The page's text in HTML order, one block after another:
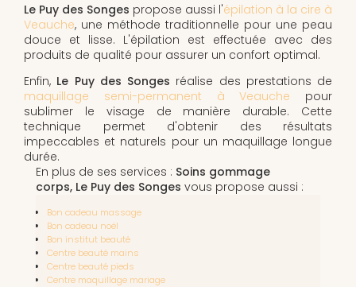
Le Puy des Songes propose aussi l'épilation à la cire à
Veauche, une méthode traditionnelle pour une peau
douce et lisse. L'épilation est effectuée avec des
produits de qualité pour assurer un confort optimal.
Enfin, Le Puy des Songes réalise des prestations de
maquillage semi-permanent à Veauche pour
sublimer le visage de manière durable. Cette
technique permet d'obtenir des résultats
impeccables et naturels pour un maquillage longue
durée.
En plus de ses services : Soins gommage
corps, Le Puy des Songes vous propose aussi :
Bon cadeau massage
Bon cadeau noël
Bon institut beauté
Centre beauté mains
Centre beauté pieds
Centre maquillage mariage